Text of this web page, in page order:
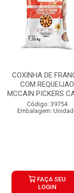
COXINHA DE
COM REQUEIJAO
MCCAIN PICKERS
6X1,05K...
Código: 39754
Embalagem:
FAÇA SEU
LOGIN